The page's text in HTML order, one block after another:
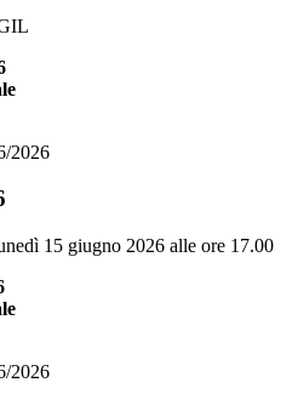
2026
15 giugno 2026 alle ore 17.00
2026